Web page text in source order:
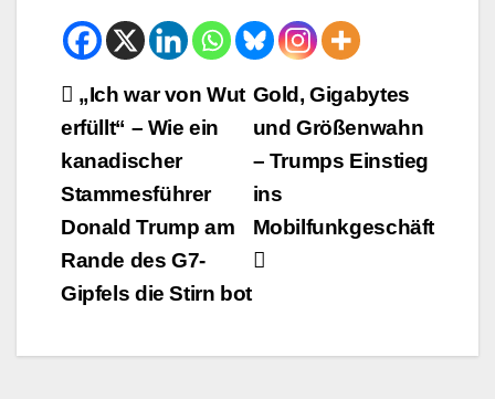
Beitrags-
Navigation
Gold, Gigabytes
und Größenwahn
– Trumps Einstieg
ins
Mobilfunkgeschäft
„Ich war von Wut
erfüllt“ – Wie ein
kanadischer
Stammesführer
Donald Trump am
Rande des G7-
Gipfels die Stirn bot